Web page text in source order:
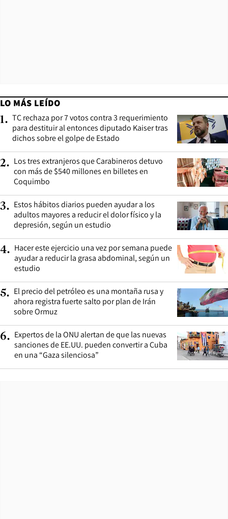
LO MÁS LEÍDO
1. TC rechaza por 7 votos contra 3 requerimiento
para destituir al entonces diputado Kaiser tras
dichos sobre el golpe de Estado
2. Los tres extranjeros que Carabineros detuvo
con más de $540 millones en billetes en
Coquimbo
3. Estos hábitos diarios pueden ayudar a los
adultos mayores a reducir el dolor físico y la
depresión, según un estudio
4. Hacer este ejercicio una vez por semana puede
ayudar a reducir la grasa abdominal, según un
estudio
5. El precio del petróleo es una montaña rusa y
ahora registra fuerte salto por plan de Irán
sobre Ormuz
6. Expertos de la ONU alertan de que las nuevas
sanciones de EE.UU. pueden convertir a Cuba
en una “Gaza silenciosa”